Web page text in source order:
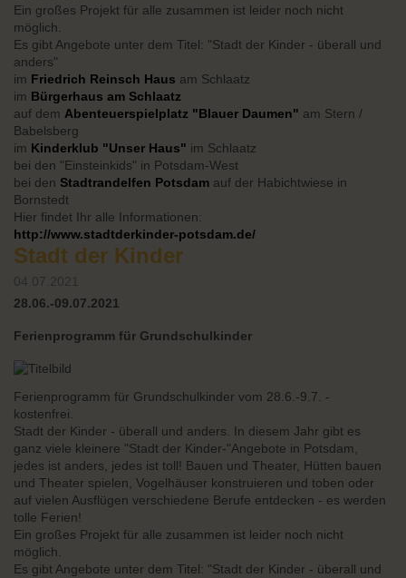
Ein großes Projekt für alle zusammen ist leider noch nicht
möglich.
Es gibt Angebote unter dem Titel: "Stadt der Kinder - überall und
anders"
im Friedrich Reinsch Haus am Schlaatz
im Bürgerhaus am Schlaatz
auf dem Abenteuerspielplatz "Blauer Daumen" am Stern /
Babelsberg
im Kinderklub "Unser Haus" im Schlaatz
bei den "Einsteinkids" in Potsdam-West
bei den Stadtrandelfen Potsdam auf der Habichtwiese in
Bornstedt
Hier findet Ihr alle Informationen:
http://www.stadtderkinder-potsdam.de/
Stadt der Kinder
04.07.2021
28.06.-09.07.2021
Ferienprogramm für Grundschulkinder
Ferienprogramm für Grundschulkinder vom 28.6.-9.7. -
kostenfrei.
Stadt der Kinder - überall und anders. In diesem Jahr gibt es
ganz viele kleinere "Stadt der Kinder-"Angebote in Potsdam,
jedes ist anders, jedes ist toll! Bauen und Theater, Hütten bauen
und Theater spielen, Vogelhäuser konstruieren und toben oder
auf vielen Ausflügen verschiedene Berufe entdecken - es werden
tolle Ferien!
Ein großes Projekt für alle zusammen ist leider noch nicht
möglich.
Es gibt Angebote unter dem Titel: "Stadt der Kinder - überall und